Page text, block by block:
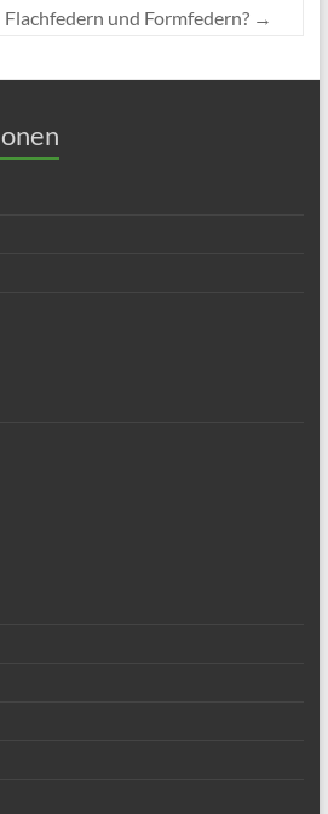
Flachfedern und Formfedern? →